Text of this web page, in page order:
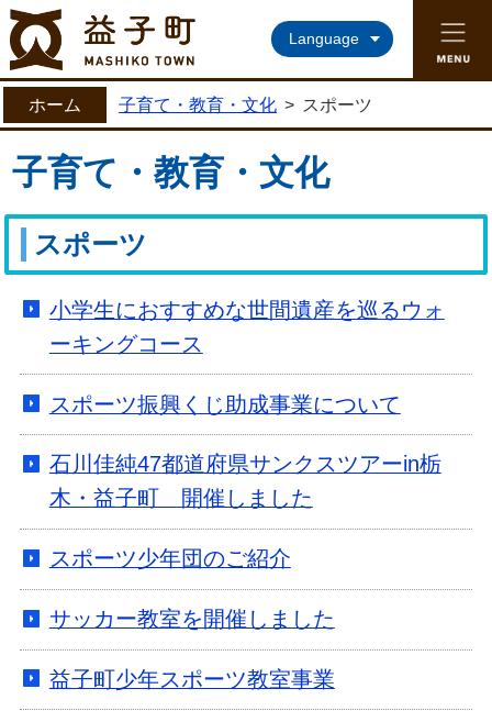
益子町ホームページ
Language
ホーム 子育て・教育・文化 > スポーツ
子育て・教育・文化
スポーツ
小学生におすすめな世間遺産を巡るウォ
ーキングコース
スポーツ振興くじ助成事業について
石川佳純47都道府県サンクスツアーin栃
木・益子町 開催しました
スポーツ少年団のご紹介
サッカー教室を開催しました
益子町少年スポーツ教室事業